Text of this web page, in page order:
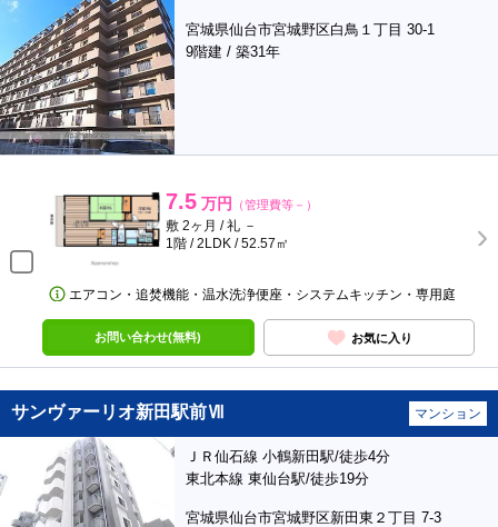
宮城県仙台市宮城野区白鳥１丁目 30-1
9階建 / 築31年
7.5 万円 （管理費等－）
敷 2ヶ月 / 礼 －
1階 / 2LDK / 52.57㎡
エアコン・追焚機能・温水洗浄便座・システムキッチン・専用庭
お問い合わせ(無料) お気に入り
サンヴァーリオ新田駅前Ⅶ マンション
ＪＲ仙石線 小鶴新田駅/徒歩4分
東北本線 東仙台駅/徒歩19分
宮城県仙台市宮城野区新田東２丁目 7-3